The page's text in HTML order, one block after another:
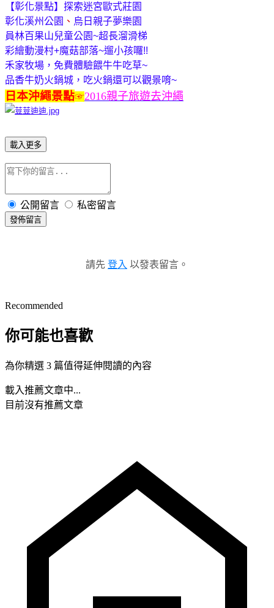
【彰化景點】探索迷宮歐式莊園
彰化溪州公園 、 烏日親子夢樂園
員林百果山兒童公園~超長溜滑梯
彩繪動漫村+魔菇部落~遛小孩囉!!
禾家牧場，免費體驗餵牛牛吃草~
品香牛奶火鍋城，吃火鍋還可以觀景唷~
日本沖繩景點☞2016親子旅遊去沖繩
載入更多
公開留言 私密留言
發佈留言
請先 登入 以發表留言。
Recommended
你可能也喜歡
為你精選 3 篇值得延伸閱讀的內容
載入推薦文章中...
目前沒有推薦文章